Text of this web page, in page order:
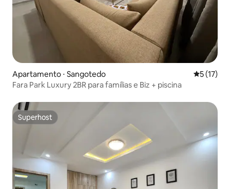
Apartamento ⋅ Sangotedo 5 de uma
5 (17)
Fara Park Luxury 2BR para famílias e Biz + piscina
Superhost
Superhost